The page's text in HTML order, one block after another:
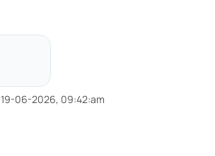
19-06-2026, 09:42:am